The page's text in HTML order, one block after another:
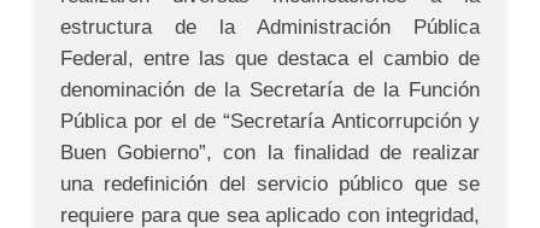
estructura de la Administración Pública
Federal, entre las que destaca el cambio de
denominación de la Secretaría de la Función
Pública por el de “Secretaría Anticorrupción y
Buen Gobierno”, con la finalidad de realizar
una redefinición del servicio público que se
requiere para que sea aplicado con integridad,